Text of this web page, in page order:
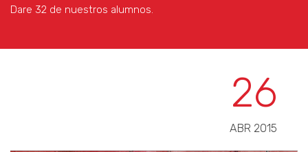
Dare 32 de nuestros alumnos.
26
ABR 2015